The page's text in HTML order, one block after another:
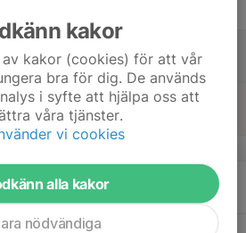
kakor
av kakor (cookies) för att vår
bra för dig. De används
i syfte att hjälpa oss att
våra tjänster.
vi cookies
alla kakor
nödvändiga